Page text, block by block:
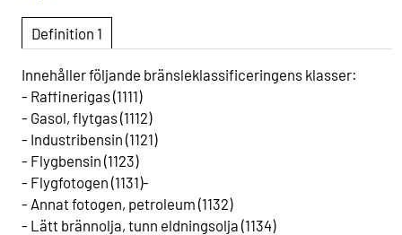
Definition 1
Innehåller följande bränsleklassificeringens klasser:
- Raffinerigas (1111)
- Gasol, flytgas (1112)
- Industribensin (1121)
- Flygbensin (1123)
- Flygfotogen (1131)-
- Annat fotogen, petroleum (1132)
- Lätt brännolja, tunn eldningsolja (1134)